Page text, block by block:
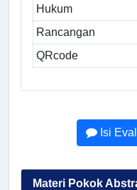
Hukum
Rancangan
QRcode
Isi
Materi Pokok